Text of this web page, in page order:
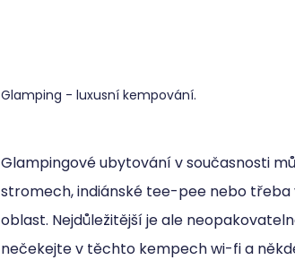
Glamping - luxusní kempování.
Glampingové ubytování v současnosti
stromech, indiánské tee-pee nebo
oblast. Nejdůležitější je ale
nečekejte v těchto kempech wi-fi a